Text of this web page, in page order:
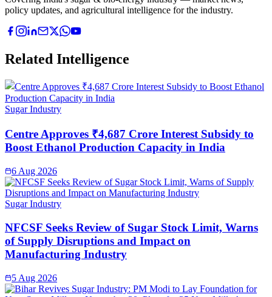
policy updates, and agricultural intelligence for the industry.
Related Intelligence
Sugar Industry
Centre Approves ₹4,687 Crore Interest Subsidy to
Boost Ethanol Production Capacity in India
6 Aug 2026
Sugar Industry
NFCSF Seeks Review of Sugar Stock Limit, Warns
of Supply Disruptions and Impact on
Manufacturing Industry
5 Aug 2026